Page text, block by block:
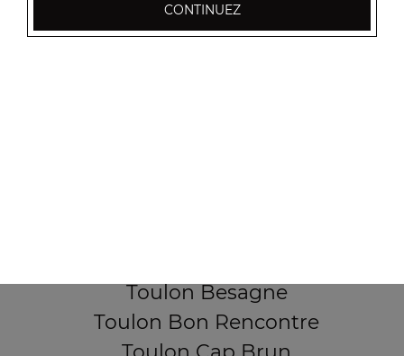
Toulon Besagne
Toulon Bon Rencontre
CONTINUEZ